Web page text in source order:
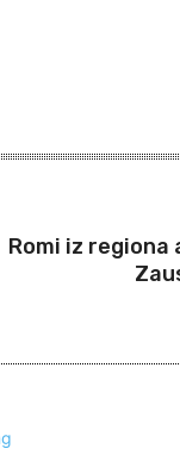
Romi iz regiona